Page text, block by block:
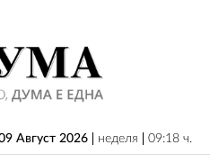
Август 2026 неделя 09:18 ч.